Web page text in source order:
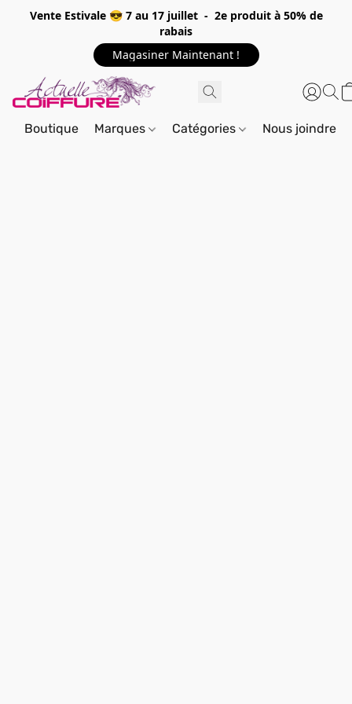
Vente Estivale 😎 7 au 17 juillet - 2e produit à 50% de
rabais
Magasiner Maintenant !
Boutique Marques Catégories Nous joindre